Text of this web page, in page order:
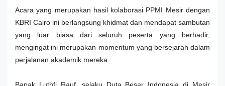
Acara yang merupakan hasil kolaborasi PPMI Mesir dengan
KBRI Cairo ini berlangsung khidmat dan mendapat sambutan
yang luar biasa dari seluruh peserta yang berhadir,
mengingat ini merupakan momentum yang bersejarah dalam
perjalanan akademik mereka.